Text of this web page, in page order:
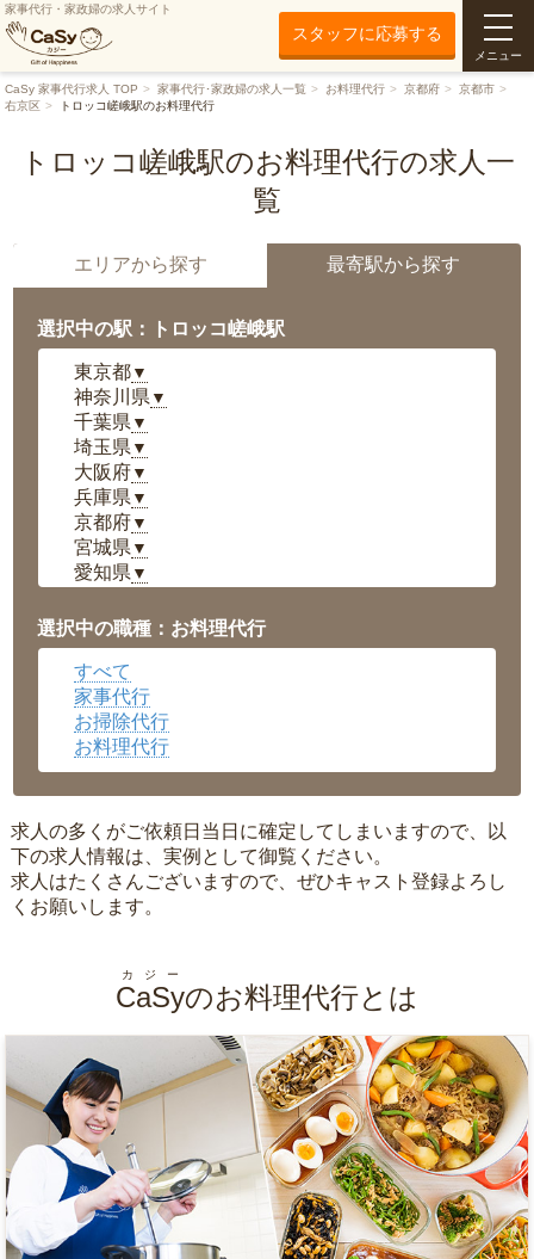
家事代行・家政婦の求人サイト
スタッフに応募する
メニュー
CaSy 家事代行求人 TOP 家事代行･家政婦の求人一覧 お料理代行 京都府
京都市
右京区
トロッコ嵯峨駅のお料理代行
トロッコ嵯峨駅のお料理代行の求人一
覧
エリアから探す 最寄駅から探す
選択中の駅：トロッコ嵯峨駅
東京都▼
神奈川県 ▼
千葉県 ▼
埼玉県 ▼
大阪府▼
兵庫県 ▼
京都府▼
宮城県 ▼
愛知県 ▼
岡山県▼
広島県▼
沖縄県
選択中の職種：お料理代行
すべて
家事代行
お掃除代行
お料理代行
求人の多くがご依頼日当日に確定してしまいますので、以
下の求人情報は、実例として御覧ください。
求人はたくさんございますので、ぜひキャスト登録よろし
くお願いします。
CaSy
カジー
のお料理代行とは